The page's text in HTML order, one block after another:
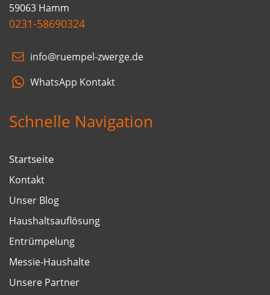
59063 Hamm
0231-58690324
info@ruempel-zwerge.de
WhatsApp Kontakt
Schnelle Navigation
Startseite
Kontakt
Unser Blog
Haushaltsauflösung
Entrümpelung
Messie-Haushalte
Unsere Partner